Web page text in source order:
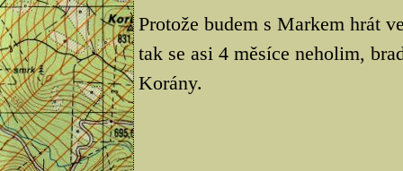
Protože budem s Markem hrát
tak se asi 4 měsíce neholim,
Korány.